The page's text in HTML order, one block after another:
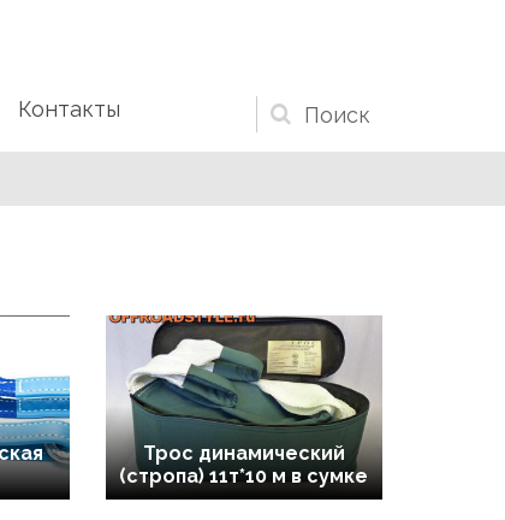
Форма
Контакты
Трос динамический
(стропа) 11т*10 м в сумке